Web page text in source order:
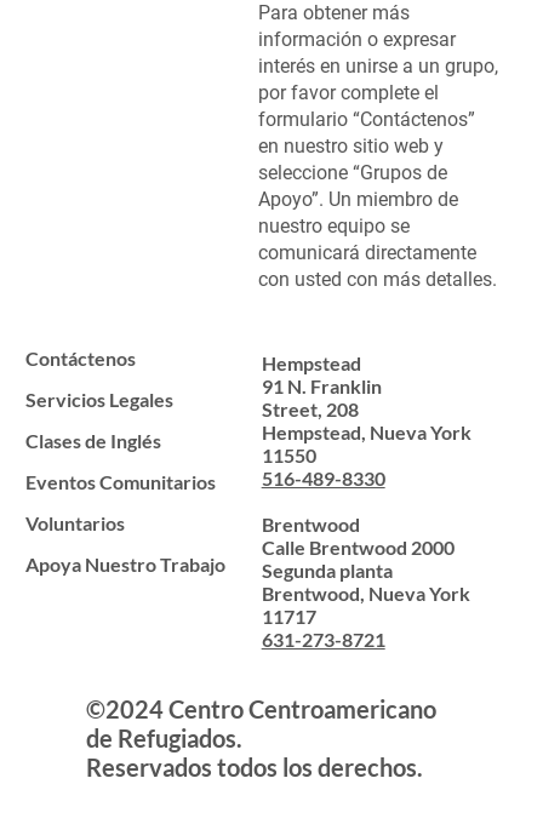
Para obtener más
información o expresar
interés en unirse a un grupo,
por favor complete el
formulario “Contáctenos”
en nuestro sitio web y
seleccione “Grupos de
Apoyo”. Un miembro de
nuestro equipo se
comunicará directamente
con usted con más detalles.
Contáctenos
Servicios Legales
Clases de Inglés
Eventos Comunitarios
Voluntarios
Apoya Nuestro Trabajo
©2024 Centro Centroamericano
de Refugiados.
Reservados todos los derechos.
Hempstead
91 N. Franklin
Street, 208
Hempstead, Nueva York
11550
516-489-8330
Brentwood
Calle Brentwood 2000
Segunda planta
Brentwood, Nueva York
11717
631-273-8721